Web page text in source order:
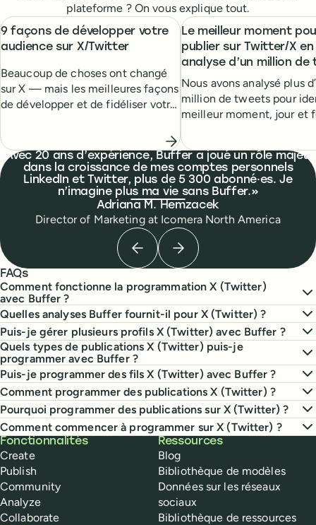
plateforme ? On vous explique tout.
9 façons de développer votre
audience sur X/Twitter
Beaucoup de choses ont changé
sur X — mais les meilleures façons
de développer et de fidéliser votre
stratégies éprouvées pour vous
aider à grandir.
Le meilleur moment
publier sur Twitter/X en
analyse d’un million de
Nous avons analysé plus
million de tweets pour
meilleur moment, jour et
l’engagement.
What people are saying
Avec 20 ans d’expérience, Buffer a joué un rôle majeur
dans la croissance de mes comptes personnels
LinkedIn et Twitter, plus de 5 300 abonné·es. Je
n’imagine plus ma vie sans Buffer.
Adriana M. Hemzacek
Director of Marketingat Icomera North America
Previous testimonial
Next testimonial
FAQs
Comment fonctionne la programmation X (Twitter)
avec Buffer ?
Quelles analyses Buffer fournit-il pour X (Twitter) ?
Puis-je gérer plusieurs profils X (Twitter) avec Buffer ?
Quels types de publications X (Twitter) puis-je
programmer avec Buffer ?
Puis-je programmer des fils X (Twitter) avec Buffer ?
Comment programmer des publications X (Twitter) ?
Pourquoi programmer des publications sur X (Twitter) ?
Comment commencer à programmer sur X (Twitter) ?
Buffer
Fonctionnalités
Create
Publish
Community
Analyze
Collaborate
Ressources
Blog
Bibliothèque de modèles
Données sur les réseaux
sociaux
Bibliothèque de ressources